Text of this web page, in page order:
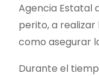
Agencia Estatal
perito, a realizar
como asegurar
Durante el